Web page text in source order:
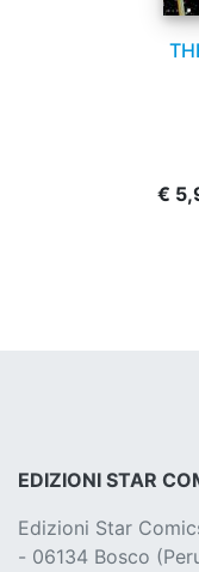
€
EDIZIONI STAR
Edizioni Star
- 06134 Bosco